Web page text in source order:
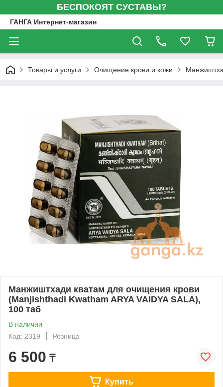
БЕСПОКОЯТ СУСТАВЫ?
ГАНГА Интернет-магазин
Товары и услуги Очищение крови и кожи
Манжиштхади кватам для очищения крови
(Manjishthadi Kwatham ARYA VAIDYA SALA),
100 таб
В наличии
Код: 2319
Розница
6 500 ₸
Купить